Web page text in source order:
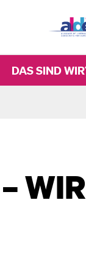
DAS SIND WIR
WIR